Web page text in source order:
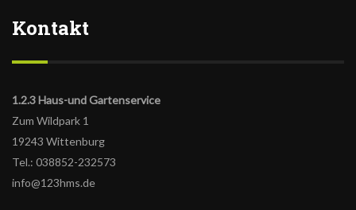
Kontakt
1.2.3 Haus-und Gartenservice
Zum Wildpark 1
19243 Wittenburg
Tel.: 038852-232573
info@123hms.de